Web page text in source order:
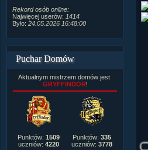
Rekord osób online:
Najwięcej userów: 1414
Było: 24.05.2026 16:48:00
Puchar Domów
Aktualnym mistrzem domów jest
GRYFFINDOR!
Punktów: 1509
uczniów: 4220
Punktów: 335
uczniów: 3778